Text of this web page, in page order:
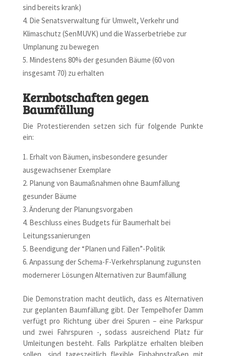
sind bereits krank)
Die Senatsverwaltung für Umwelt, Verkehr und
Klimaschutz (SenMUVK) und die Wasserbetriebe zur
Umplanung zu bewegen
Mindestens 80% der gesunden Bäume (60 von
insgesamt 70) zu erhalten
Kernbotschaften gegen
Baumfällung
Die Protestierenden setzen sich für folgende Punkte
ein:
Erhalt von Bäumen, insbesondere gesunder
ausgewachsener Exemplare
Planung von Baumaßnahmen ohne Baumfällung
gesunder Bäume
Änderung der Planungsvorgaben
Beschluss eines Budgets für Baumerhalt bei
Leitungssanierungen
Beendigung der “Planen und Fällen”-Politik
Anpassung der Schema-F-Verkehrsplanung zugunsten
modernerer Lösungen Alternativen zur Baumfällung
Die Demonstration macht deutlich, dass es Alternativen
zur geplanten Baumfällung gibt. Der Tempelhofer Damm
verfügt pro Richtung über drei Spuren – eine Parkspur
und zwei Fahrspuren -, sodass ausreichend Platz für
Umleitungen besteht. Falls Parkplätze erhalten bleiben